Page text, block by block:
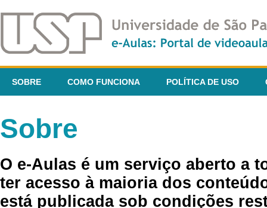
SOBRE COMO FUNCIONA POLÍTICA DE USO
Sobre
O e-Aulas é um serviço aberto a
ter acesso à maioria dos
está publicada sob condições